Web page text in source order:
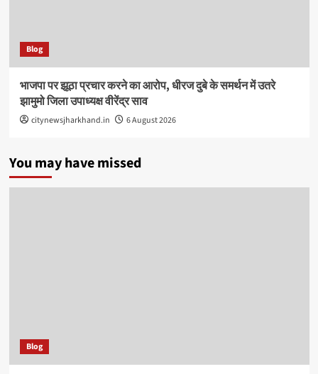
Blog
भाजपा पर झूठा प्रचार करने का आरोप, धीरज दुबे के समर्थन में उतरे
झामुमो जिला उपाध्यक्ष वीरेंद्र साव
citynewsjharkhand.in 6 August 2026
You may have missed
Blog